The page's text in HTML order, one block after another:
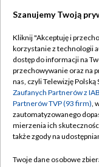
Abonament TVP
Emisja w TVP
Centrum
Naziemna
Szanujemy Twoją
Kliknij "Akceptuję i
korzystanie z technologii
dostęp do informacji na
przechowywanie oraz na
nas, czyli Telewizję Polską
Zaufanych Partnerów z
Partnerów TVP (93 firm),
zautomatyzowanego
mierzenia ich
także zgody na
Twoje dane osobowe